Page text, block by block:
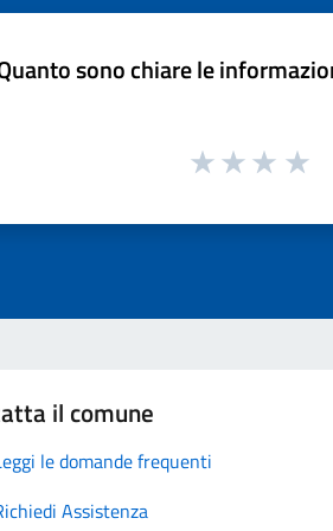
sono chiare le
il comune
le domande frequenti
Assistenza